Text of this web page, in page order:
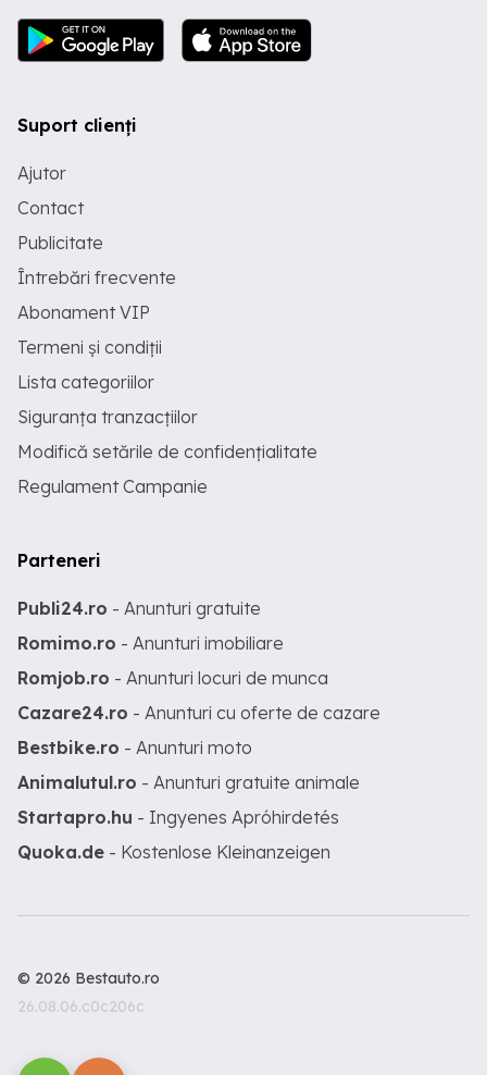
Suport clienți
Ajutor
Contact
Publicitate
Întrebări frecvente
Abonament VIP
Termeni și condiții
Lista categoriilor
Siguranța tranzacțiilor
Modifică setările de confidențialitate
Regulament Campanie
Parteneri
Publi24.ro - Anunturi gratuite
Romimo.ro - Anunturi imobiliare
Romjob.ro - Anunturi locuri de munca
Cazare24.ro - Anunturi cu oferte de cazare
Bestbike.ro - Anunturi moto
Animalutul.ro - Anunturi gratuite animale
Startapro.hu - Ingyenes Apróhirdetés
Quoka.de - Kostenlose Kleinanzeigen
© 2026 Bestauto.ro
26.08.06.c0c206c